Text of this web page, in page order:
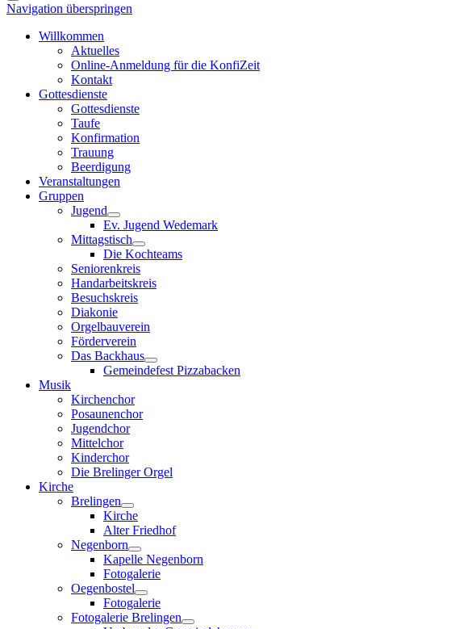
Navigation überspringen
Willkommen
Aktuelles
Online-Anmeldung für die KonfiZeit
Kontakt
Gottesdienste
Gottesdienste
Taufe
Konfirmation
Trauung
Beerdigung
Veranstaltungen
Gruppen
Jugend
Ev. Jugend Wedemark
Mittagstisch
Die Kochteams
Seniorenkreis
Handarbeitskreis
Besuchskreis
Diakonie
Orgelbauverein
Förderverein
Das Backhaus
Gemeindefest Pizzabacken
Musik
Kirchenchor
Posaunenchor
Jugendchor
Mittelchor
Kinderchor
Die Brelinger Orgel
Kirche
Brelingen
Kirche
Alter Friedhof
Negenborn
Kapelle Negenborn
Fotogalerie
Oegenbostel
Fotogalerie
Fotogalerie Brelingen